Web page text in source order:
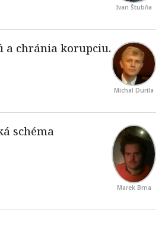
Ivan Štubňa
Michal Durila
Marek Brna